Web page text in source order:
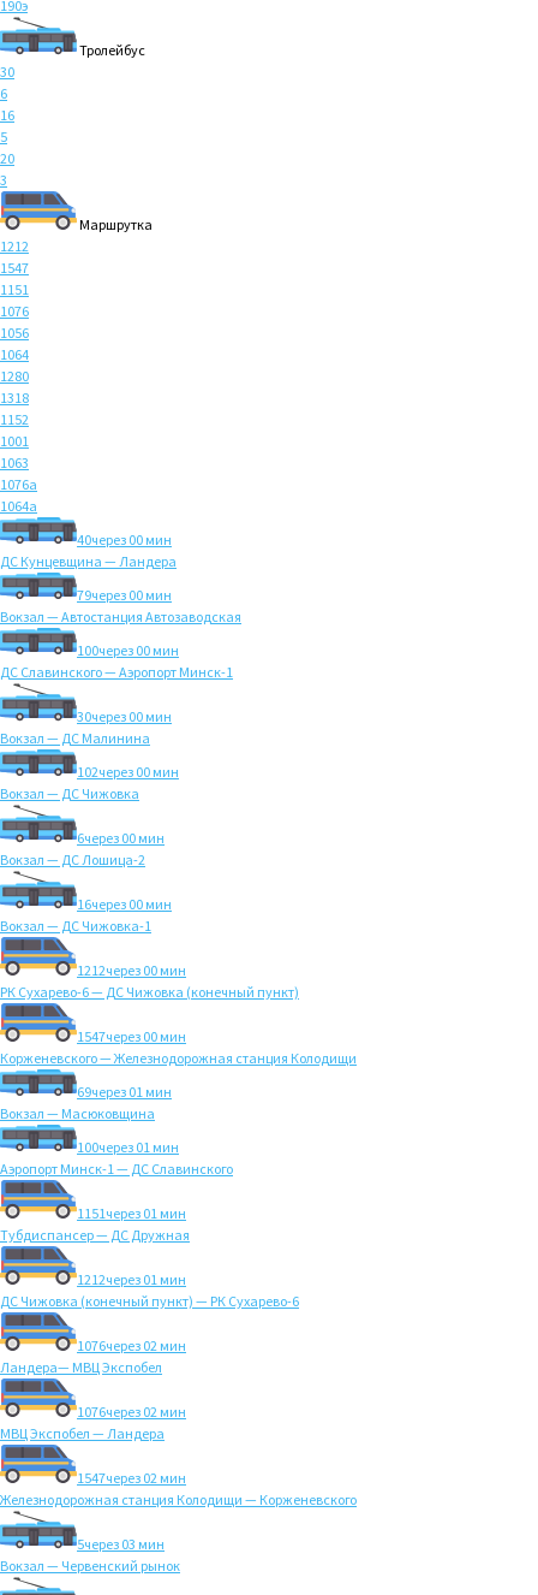
190э
Тролейбус
30
6
16
5
20
3
Маршрутка
1212
1547
1151
1076
1056
1064
1280
1318
1152
1001
1063
1076а
1064а
40через 00 мин
ДС Кунцевщина — Ландера
79через 00 мин
Вокзал — Автостанция Автозаводская
100через 00 мин
ДС Славинского — Аэропорт Минск-1
30через 00 мин
Вокзал — ДС Малинина
102через 00 мин
Вокзал — ДС Чижовка
6через 00 мин
Вокзал — ДС Лошица-2
16через 00 мин
Вокзал — ДС Чижовка-1
1212через 00 мин
РК Сухарево-6 — ДС Чижовка (конечный пункт)
1547через 00 мин
Корженевского — Железнодорожная станция Колодищи
69через 01 мин
Вокзал — Масюковщина
100через 01 мин
Аэропорт Минск-1 — ДС Славинского
1151через 01 мин
Тубдиспансер — ДС Дружная
1212через 01 мин
ДС Чижовка (конечный пункт) — РК Сухарево-6
1076через 02 мин
Ландера— МВЦ Экспобел
1076через 02 мин
МВЦ Экспобел — Ландера
1547через 02 мин
Железнодорожная станция Колодищи — Корженевского
5через 03 мин
Вокзал — Червенский рынок